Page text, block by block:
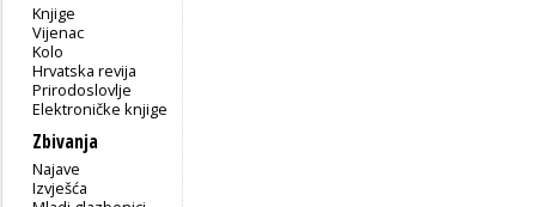
Knjige
Vijenac
Kolo
Hrvatska revija
Prirodoslovlje
Elektroničke knjige
Zbivanja
Najave
Izvješća